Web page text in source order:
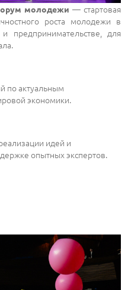
молодежи — стартовая
роста молодежи в
предпринимательстве, для
по актуальным
экономики.
идей и
опытных экспертов.